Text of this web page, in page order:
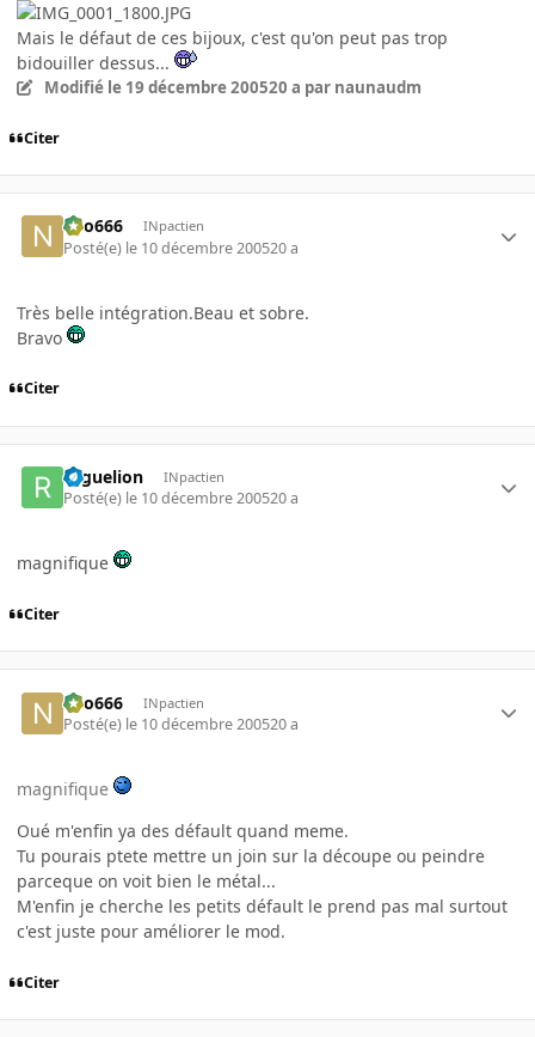
Mais le défaut de ces bijoux, c'est qu'on peut pas trop
bidouiller dessus...
Modifié le 19 décembre 200520 a par naunaudm
Citer
neo666 INpactien
Posté(e) le 10 décembre 200520 a
Très belle intégration.Beau et sobre.
Bravo
Citer
roguelion INpactien
Posté(e) le 10 décembre 200520 a
magnifique
Citer
neo666 INpactien
Posté(e) le 10 décembre 200520 a
magnifique
Oué m'enfin ya des défault quand meme.
Tu pourais ptete mettre un join sur la découpe ou peindre
parceque on voit bien le métal...
M'enfin je cherche les petits défault le prend pas mal surtout
c'est juste pour améliorer le mod.
Citer